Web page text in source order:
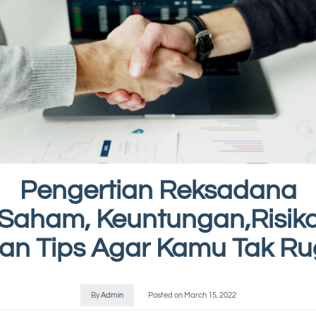
Pengertian Reksadana
Tips Agar Kamu Tak
ByAdmin Posted on March 15, 2022